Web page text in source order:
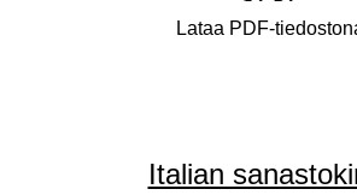
Lataa PDF-
Italian